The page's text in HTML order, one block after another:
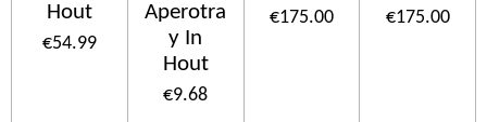
Hout
€54.99
Aperotra
y In
Hout
€9.68
€175.00 €175.00